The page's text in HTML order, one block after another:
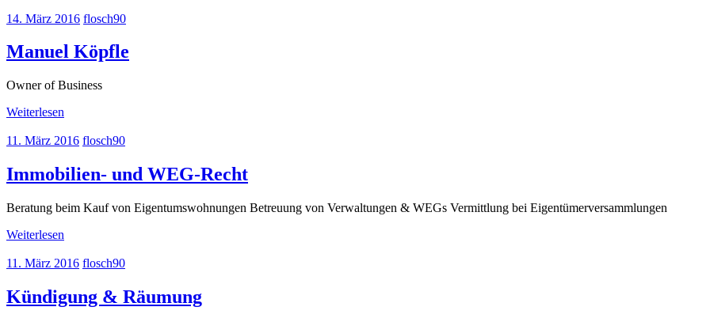
14. März 2016 flosch90
Manuel Köpfle
Owner of Business
Weiterlesen
11. März 2016 flosch90
Immobilien- und WEG-Recht
Beratung beim Kauf von Eigentums­wohnungen Betreuung von Verwaltungen & WEGs Vermittlung bei Eigentümer­versammlungen
Weiterlesen
11. März 2016 flosch90
Kündigung & Räumung